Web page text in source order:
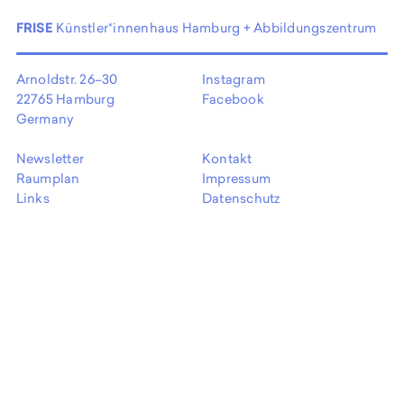
FRISE Künstler*innenhaus Hamburg + Abbildungszentrum
Arnoldstr. 26–30
22765 Hamburg
Germany
Instagram
Facebook
Newsletter
Raumplan
Links
Kontakt
Impressum
Datenschutz